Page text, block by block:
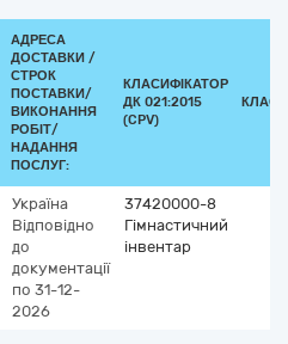
АДРЕСА
ДОСТАВКИ /
СТРОК
ПОСТАВКИ/
ВИКОНАННЯ
РОБІТ/
НАДАННЯ
ПОСЛУГ:
КЛАСИФІКАТОР
ДК 021:2015
(CPV)
Україна
Відповідно
до
документації
по 31-12-
2026
37420000-8
Гімнастичний
інвентар